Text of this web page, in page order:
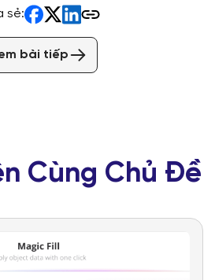
sẻ:
bài tiếp
Cùng Chủ Đề